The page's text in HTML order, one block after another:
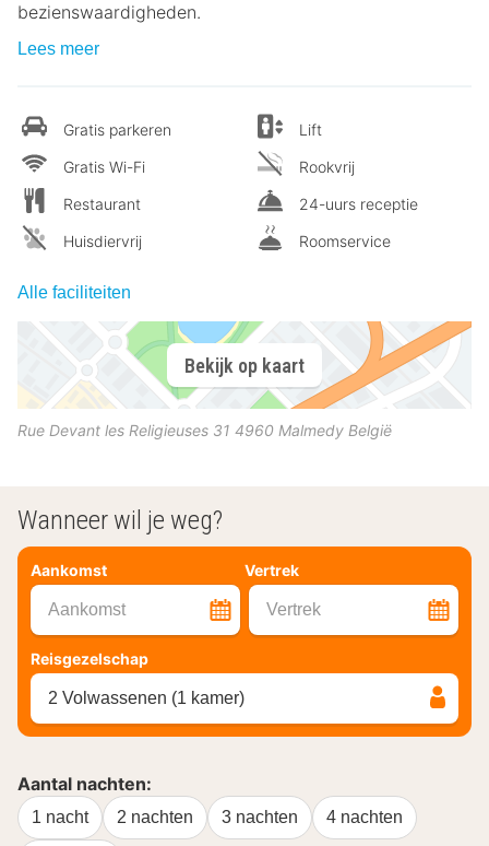
bezienswaardigheden.
Lees meer
Gratis parkeren
Gratis Wi-Fi
Restaurant
Huisdiervrij
Lift
Rookvrij
24-uurs receptie
Roomservice
Alle faciliteiten
Bekijk op kaart
Rue Devant les Religieuses 31 4960 Malmedy België
Wanneer wil je weg?
Aankomst Vertrek
Aankomst Vertrek
Reisgezelschap
2 Volwassenen (1 kamer)
Aantal nachten:
1 nacht 2 nachten 3 nachten 4 nachten